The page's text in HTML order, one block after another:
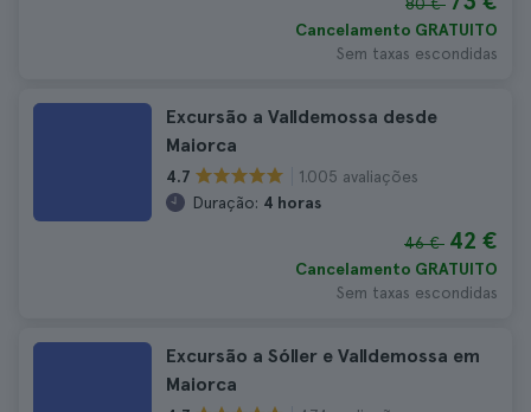
Cancelamento GRATUITO
Sem taxas escondidas
Excursão a Valldemossa desde
Maiorca
4.7
1.005 avaliações
Duração: 4 horas
46 € 42 €
Cancelamento GRATUITO
Sem taxas escondidas
Excursão a Sóller e Valldemossa em
Maiorca